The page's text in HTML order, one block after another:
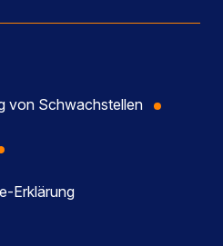
von Schwachstellen
Erklärung